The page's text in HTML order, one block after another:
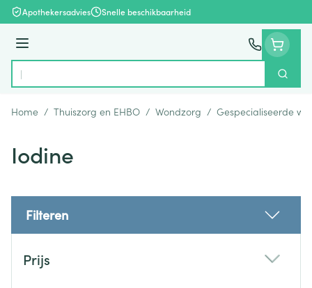
Ga naar de inhoud
Apothekersadvies Snelle beschikbaarheid
Menu
Product, merk, categorie...
Zoek
Home / Thuiszorg en EHBO / Wondzorg / Gespecialiseerde
Iodine
Filteren
Prijs